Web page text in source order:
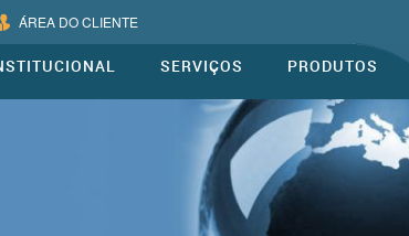
ÁREA DO CLIENTE
SERVIÇOS PRODUTOS